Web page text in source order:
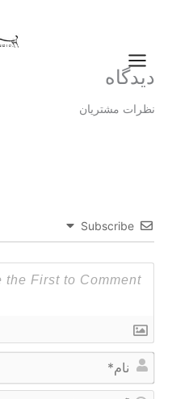
دیدگاه
نظرات مشتریان
Subscribe